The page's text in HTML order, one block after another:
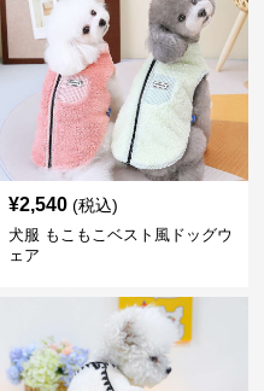
¥2,540 (税込)
犬服 もこもこベスト風ドッグウ
ェア